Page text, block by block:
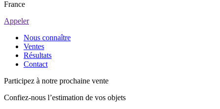
France
Appeler
Nous connaître
Ventes
Résultats
Contact
Participez à notre prochaine vente
Confiez-nous l’estimation de vos objets